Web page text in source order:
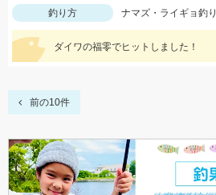
釣り方
ナマズ・ライギョ釣り
ダイワの福零でヒットしました！
前の10件